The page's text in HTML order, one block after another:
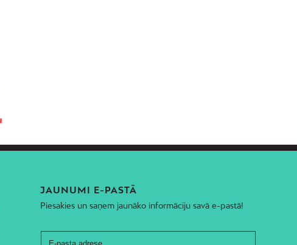
JAUNUMI E-PASTĀ
Piesakies un saņem jaunāko informāciju savā e-pastā!